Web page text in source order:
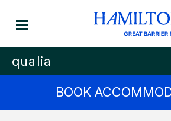
qualia
BOOK